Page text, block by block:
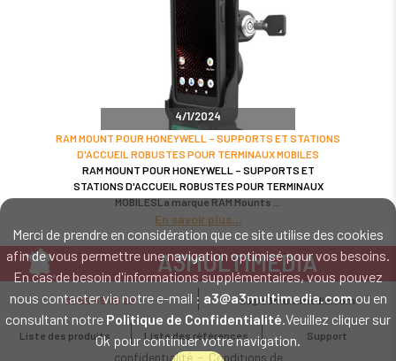
Merci de prendre en considération que ce site utilise des cookies
afin de vous permettre une navigation optimisé pour vos besoins.
En cas de besoin d'informations supplémentaires, vous pouvez
nous contacter via notre e-mail : a3@a3multimedia.comou en
consultant notre Politique de Confidentialité.Veuillez cliquer sur
Ok pour continuer votre navigation.
4/1/2024
RAM MOUNT POUR HONEYWELL – SUPPORTS ET STATIONS
D'ACCUEIL ROBUSTES POUR TERMINAUX MOBILES
RAM MOUNT POUR HONEYWELL – SUPPORTS ET
STATIONS D'ACCUEIL ROBUSTES POUR TERMINAUX
MOBILESLa marque RAM Mounts
En savoir plus
A3MULTIMEDIA
LE SPÉCIALISTE MATÉRIEL ET LOGICIEL CODE BARRE
Intervention sur tout le territoire : Cholet - Nantes - Angers - Rennes - Le
Mans - Bordeaux - Paris - Lille - Brest - Toulouse - Marseille - Poitiers -
Caen - Lyon - Reims - Lorient - Vannes - Quimper - Rouen
02 52 45 00 20 a3@a3multimedia.com
Liste des produits Liste des références Support
Mentions légales-Politique de
confidentialité - Conditions de